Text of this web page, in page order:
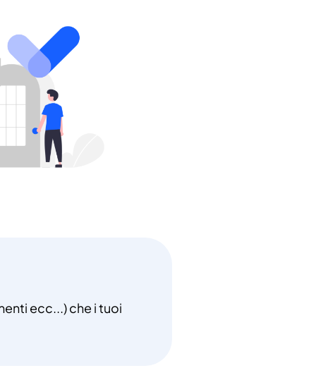
ecc...) che i tuoi